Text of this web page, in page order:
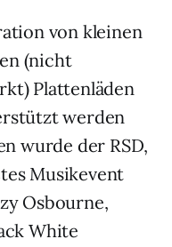
von kleinen
(nicht
Plattenläden
werden
wurde der RSD,
Musikevent
Osbourne,
White